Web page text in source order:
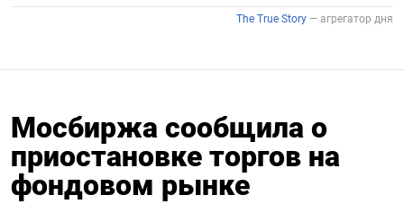
Мосбиржа сообщила о
приостановке торгов на
фондовом рынке